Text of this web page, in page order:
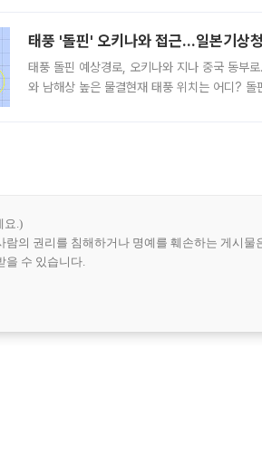
태풍 '돌핀' 오키나와 접근…일본기상
태풍 돌핀 예상경로, 오키나와 지나 중국 동부
와 남해상 높은 물결현재 태풍 위치는 어디? 돌